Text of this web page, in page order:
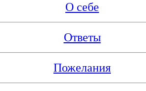
О себе
Ответы
Пожелания